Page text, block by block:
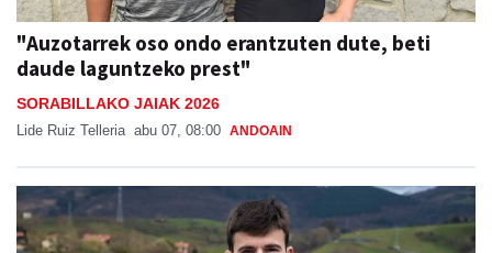
"Auzotarrek oso ondo erantzuten dute, beti
daude laguntzeko prest"
SORABILLAKO JAIAK 2026
Lide Ruiz Telleria abu 07, 08:00 ANDOAIN